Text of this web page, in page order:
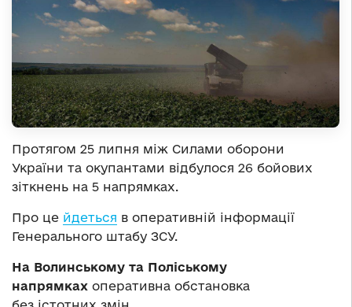
Протягом 25 липня між Силами оборони
України та окупантами відбулося 26 бойових
зіткнень на 5 напрямках.
Про це йдеться в оперативній інформації
Генерального штабу ЗСУ.
На Волинському та Поліському
напрямках оперативна обстановка